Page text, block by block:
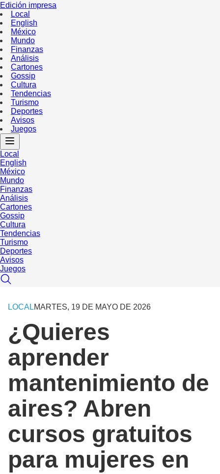
Edición impresa
Local
English
México
Mundo
Finanzas
Análisis
Cartones
Gossip
Cultura
Tendencias
Turismo
Deportes
Avisos
Juegos
Local
English
México
Mundo
Finanzas
Análisis
Cartones
Gossip
Cultura
Tendencias
Turismo
Deportes
Avisos
Juegos
LOCALMARTES, 19 DE MAYO DE 2026
¿Quieres
aprender
mantenimiento de
aires? Abren
cursos gratuitos
para mujeres en